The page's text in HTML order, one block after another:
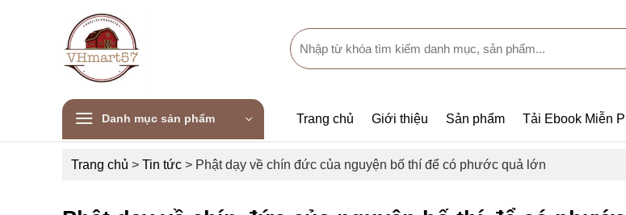
Search
for:
Danh mục sản phẩm Trang chủ Giới thiệu Sản phẩm Tải Ebook Miễn
Trang chủ > Tin tức > Phật dạy về chín đức của nguyện bố thí để có phước quả lớn